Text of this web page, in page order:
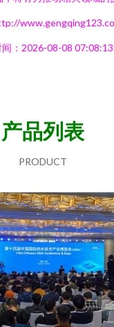
：2026-08-08 07:08:13
产品列表
PRODUCT